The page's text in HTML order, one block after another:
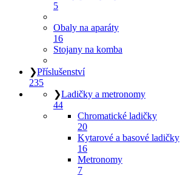
5
Obaly na aparáty
16
Stojany na komba
❯Příslušenství
235
❯Ladičky a metronomy
44
Chromatické ladičky
20
Kytarové a basové ladičky
16
Metronomy
7